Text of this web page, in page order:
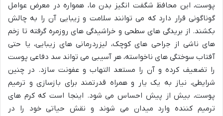
پوست، این محافظ شگفت انگیز بدن ما، همواره در معرض عوامل
گوناگونی قرار دارد که می توانند سلامت و زیبایی آن را به چالش
بکشند. از بریدگی های سطحی و خراشیدگی های روزمره گرفته تا زخم
های ناشی از جراحی های کوچک، لیزردرمانی های زیبایی، یا حتی
آفتاب سوختگی های ناخواسته، هر آسیبی می تواند سد دفاعی پوست
را تضعیف کرده و آن را مستعد التهاب و عفونت سازد. در چنین
شرایطی، نیاز به یک یار و همراه قدرتمند برای بازسازی و ترمیم
پوست، بیش از پیش احساس می شود. اینجا است که کرم های
ترمیم کننده وارد میدان می شوند و نقش حیاتی خود را در